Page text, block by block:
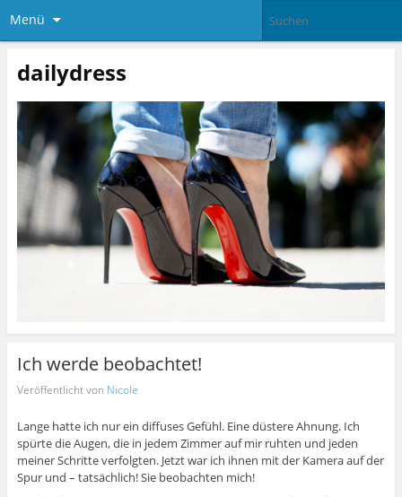
Menü
dailydress
Ich werde beobachtet!
Veröffentlicht von Nicole
Lange hatte ich nur ein diffuses Gefühl. Eine düstere Ahnung. Ich
spürte die Augen, die in jedem Zimmer auf mir ruhten und jeden
meiner Schritte verfolgten. Jetzt war ich ihnen mit der Kamera auf der
Spur und – tatsächlich! Sie beobachten mich!